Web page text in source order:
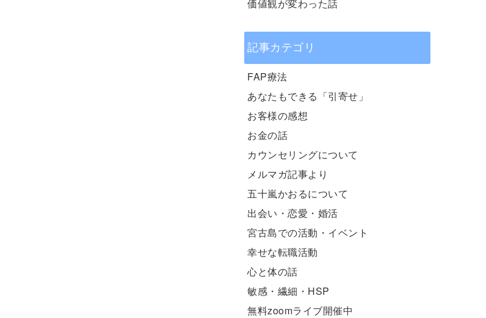
価値観が変わった話
記事カテゴリ
FAP療法
あなたもできる「引寄せ」
お客様の感想
お金の話
カウンセリングについて
メルマガ記事より
五十嵐かおるについて
出会い・恋愛・婚活
宮古島での活動・イベント
幸せな転職活動
心と体の話
敏感・繊細・HSP
無料zoomライブ開催中